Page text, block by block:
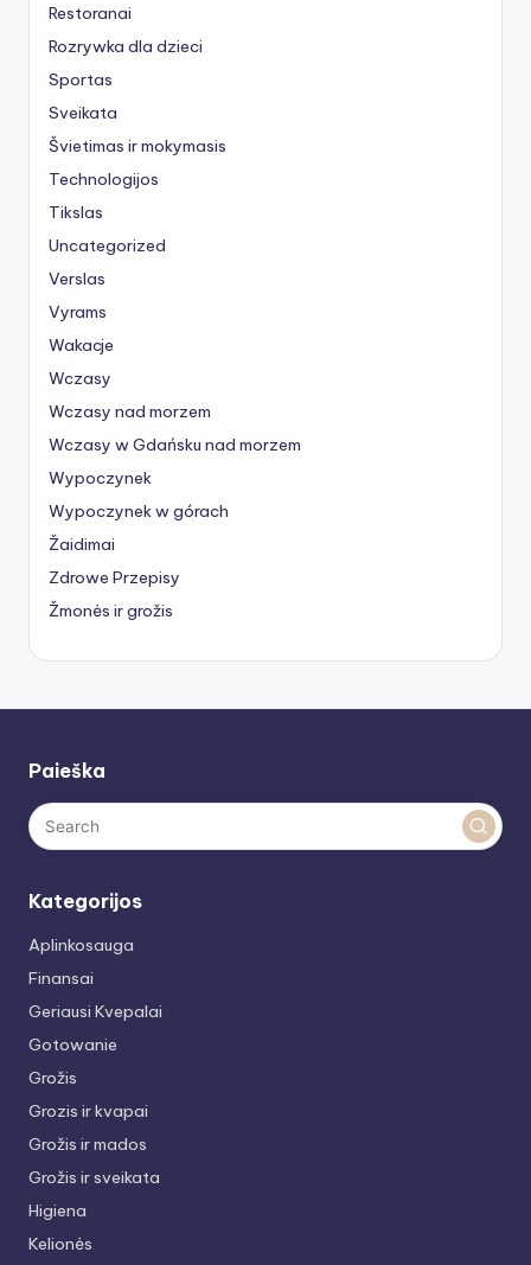
Restoranai
Rozrywka dla dzieci
Sportas
Sveikata
Švietimas ir mokymasis
Technologijos
Tikslas
Uncategorized
Verslas
Vyrams
Wakacje
Wczasy
Wczasy nad morzem
Wczasy w Gdańsku nad morzem
Wypoczynek
Wypoczynek w górach
Žaidimai
Zdrowe Przepisy
Žmonės ir grožis
Paieška
Kategorijos
Aplinkosauga
Finansai
Geriausi Kvepalai
Gotowanie
Grožis
Grozis ir kvapai
Grožis ir mados
Grožis ir sveikata
Higiena
Kelionės